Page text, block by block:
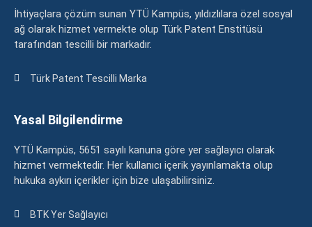
İhtiyaçlara çözüm sunan YTÜ Kampüs, yıldızlılara özel sosyal
ağ olarak hizmet vermekte olup Türk Patent Enstitüsü
tarafından tescilli bir markadır.
Türk Patent Tescilli Marka
Yasal Bilgilendirme
YTÜ Kampüs, 5651 sayılı kanuna göre yer sağlayıcı olarak
hizmet vermektedir. Her kullanıcı içerik yayınlamakta olup
hukuka aykırı içerikler için bize ulaşabilirsiniz.
BTK Yer Sağlayıcı